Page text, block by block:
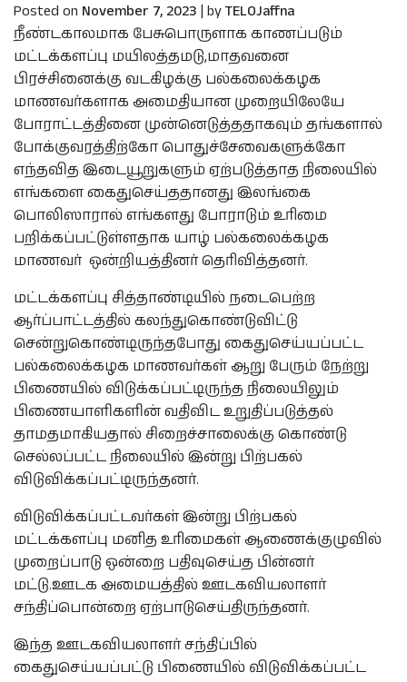
Posted on November 7, 2023 | byTELOJaffna
நீண்டகாலமாக பேசுபொருளாக காணப்படும்
மட்டக்களப்பு மயிலத்தமடு,மாதவனை
பிரச்சினைக்கு வடகிழக்கு பல்கலைக்கழக
மாணவர்களாக அமைதியான முறையிலேயே
போராட்டத்தினை முன்னெடுத்ததாகவும் தங்களால்
போக்குவரத்திற்கோ பொதுச்சேவைகளுக்கோ
எந்தவித இடையூறுகளும் ஏற்படுத்தாத நிலையில்
எங்களை கைதுசெய்ததானது இலங்கை
பொலிஸாரால் எங்களது போராடும் உரிமை
பறிக்கப்பட்டுள்ளதாக யாழ் பல்கலைக்கழக
மாணவர் ஒன்றியத்தினர் தெரிவித்தனர்.
மட்டக்களப்பு சித்தாண்டியில் நடைபெற்ற
ஆர்ப்பாட்டத்தில் கலந்துகொண்டுவிட்டு
சென்றுகொண்டிருந்தபோது கைதுசெய்யப்பட்ட
பல்கலைக்கழக மாணவர்கள் ஆறு பேரும் நேற்று
பிணையில் விடுக்கப்பட்டிருந்த நிலையிலும்
பிணையாளிகளின் வதிவிட உறுதிப்படுத்தல்
தாமதமாகியதால் சிறைச்சாலைக்கு கொண்டு
செல்லப்பட்ட நிலையில் இன்று பிற்பகல்
விடுவிக்கப்பட்டிருந்தனர்.
விடுவிக்கப்பட்டவர்கள் இன்று பிற்பகல்
மட்டக்களப்பு மனித உரிமைகள் ஆணைக்குழுவில்
முறைப்பாடு ஒன்றை பதிவுசெய்த பின்னர்
மட்டு.ஊடக அமையத்தில் ஊடகவியலாளர்
சந்திப்பொன்றை ஏற்பாடுசெய்திருந்தனர்.
இந்த ஊடகவியலாளர் சந்திப்பில்
கைதுசெய்யப்பட்டு பிணையில் விடுவிக்கப்பட்ட